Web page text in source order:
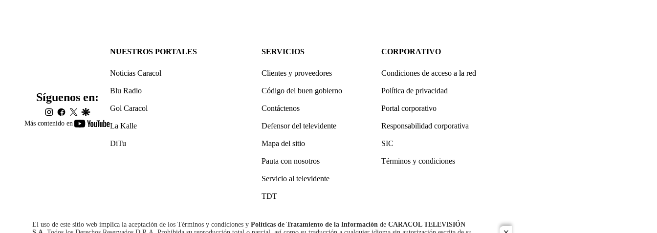
Más contenido en
youtube-
Síguenos en:
instagram
facebook
twittergoogle
NUESTROS PORTALES
Noticias Caracol
Blu Radio
Gol Caracol
La Kalle
DiTu
SERVICIOS
Clientes y proveedores
Código del buen gobierno
Contáctenos
Defensor del televidente
Mapa del sitio
Pauta con nosotros
Servicio al televidente
TDT
CORPORATIVO
Condiciones de acceso a la red
Política de privacidad
Portal corporativo
Responsabilidad corporativa
SIC
Términos y condiciones
El uso de este sitio web implica la aceptación de los Términos y condiciones y Políticas de Tratamiento de la Información de CARACOL TELEVISIÓN